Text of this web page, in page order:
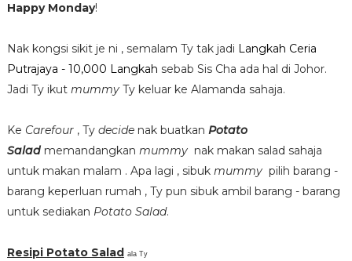
Happy Monday!
Nak kongsi sikit je ni , semalam Ty tak jadi Langkah Ceria
Putrajaya - 10,000 Langkah sebab Sis Cha ada hal di Johor.
Jadi Ty ikut mummy Ty keluar ke Alamanda sahaja.
Ke Carefour, Ty decidenak buatkan Potato
Salad memandangkan mummy nak makan salad sahaja
untuk makan malam . Apa lagi , sibuk mummy pilih barang -
barang keperluan rumah , Ty pun sibuk ambil barang - barang
untuk sediakan Potato Salad.
Resipi Potato Salad ala Ty